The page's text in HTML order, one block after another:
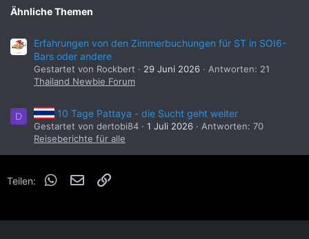
:
Ähnliche Themen
Erfahrungen von den Zimmerbuchungen für ST in SOI6-
Bars oder andere
Gestartet von Rockbert 29 Juni 2026
Antworten: 21
Thailand Newbie Forum
D 10 Tage Pattaya - die Sucht geht weiter
Gestartet von dertobi84 1 Juli 2026
Antworten: 70
Reiseberichte für alle
Teilen: WhatsApp
E-Mail